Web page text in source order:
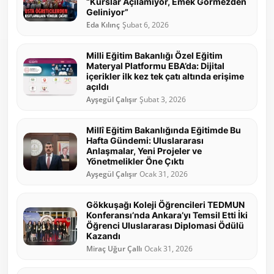
Geliniyor”
Eda Kılınç Şubat 6, 2026
Milli Eğitim Bakanlığı Özel Eğitim
Materyal Platformu EBA’da: Dijital
içerikler ilk kez tek çatı altında erişime
açıldı
Ayşegül Çalışır Şubat 3, 2026
Millî Eğitim Bakanlığında Eğitimde Bu
Hafta Gündemi: Uluslararası
Anlaşmalar, Yeni Projeler ve
Yönetmelikler Öne Çıktı
Ayşegül Çalışır Ocak 31, 2026
Gökkuşağı Koleji Öğrencileri TEDMUN
Konferansı’nda Ankara’yı Temsil Etti İki
Öğrenci Uluslararası Diplomasi Ödülü
Kazandı
Miraç Uğur Çallı Ocak 31, 2026